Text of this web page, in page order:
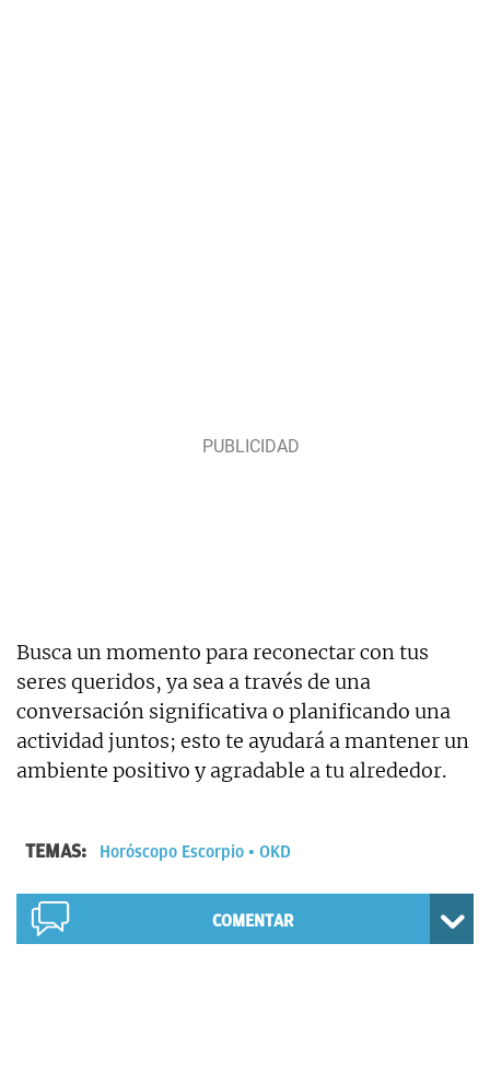
Busca un momento para reconectar con tus
seres queridos, ya sea a través de una
conversación significativa o planificando una
actividad juntos; esto te ayudará a mantener un
ambiente positivo y agradable a tu alrededor.
TEMAS: Horóscopo Escorpio OKD
COMENTAR